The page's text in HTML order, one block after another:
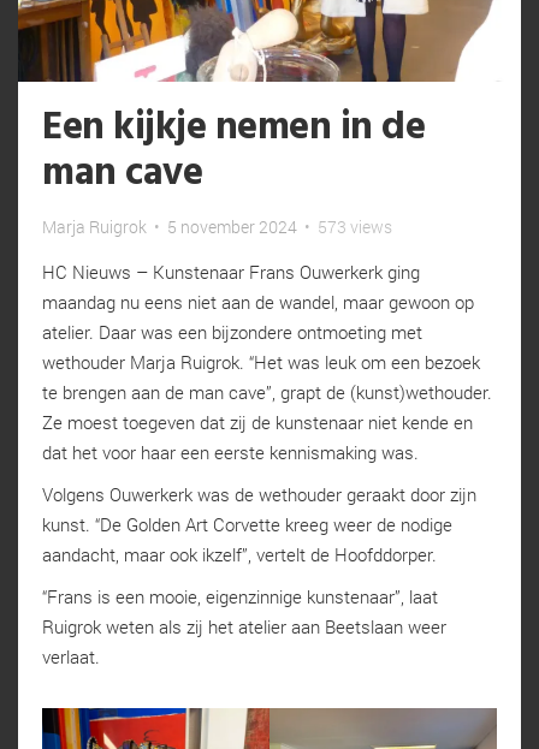
Een kijkje nemen in de
man cave
Marja Ruigrok • 5 november 2024 • 573 views
HC Nieuws – Kunstenaar Frans Ouwerkerk ging
maandag nu eens niet aan de wandel, maar gewoon op
atelier. Daar was een bijzondere ontmoeting met
wethouder Marja Ruigrok. “Het was leuk om een bezoek
te brengen aan de man cave”, grapt de (kunst)wethouder.
Ze moest toegeven dat zij de kunstenaar niet kende en
dat het voor haar een eerste kennismaking was.
Volgens Ouwerkerk was de wethouder geraakt door zijn
kunst. “De Golden Art Corvette kreeg weer de nodige
aandacht, maar ook ikzelf”, vertelt de Hoofddorper.
“Frans is een mooie, eigenzinnige kunstenaar”, laat
Ruigrok weten als zij het atelier aan Beetslaan weer
verlaat.